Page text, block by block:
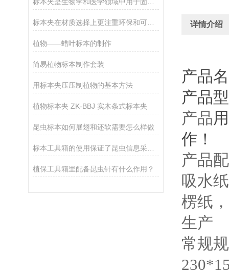
标本夹在材质选择上更注重环保和可持续性发展
植物——蜡叶标本的制作
简易植物标本制作套装
用标本夹压压制植物的基本方法
植物标本夹 ZK-BBJ 实木条式标本夹
昆虫标本如何展翅和还软需要怎么样做
植保工具箱里配备昆虫针有什么作用？
详情介绍
产品
产品
产品
作！
产品
吸水
楞纸
生产
常规